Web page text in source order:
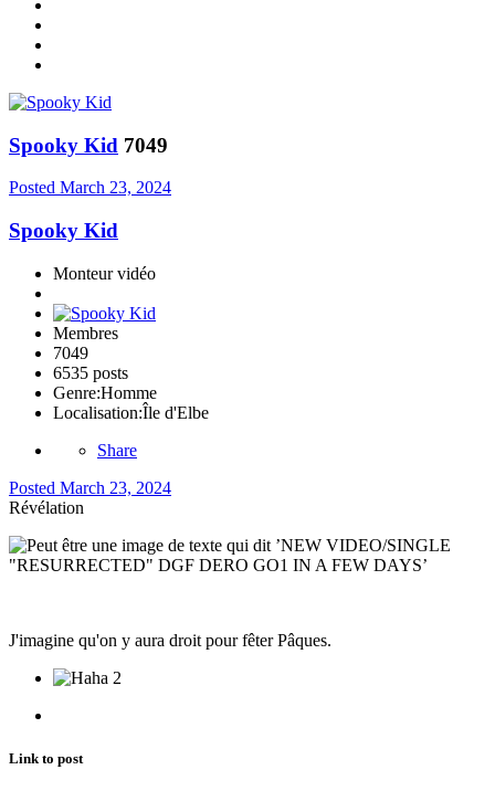
Spooky Kid 7049
Posted March 23, 2024
Spooky Kid
Monteur vidéo
Membres
7049
6535 posts
Genre:Homme
Localisation:Île d'Elbe
Share
Posted March 23, 2024
Révélation
J'imagine qu'on y aura droit pour fêter Pâques.
2
Link to post